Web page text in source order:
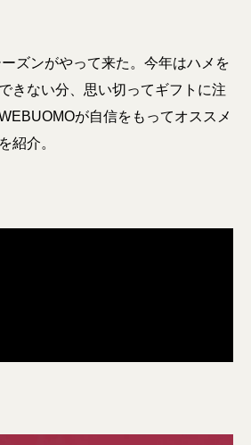
ズンがやって来た。今年はハメを
きない分、思い切ってギフトに注
が自信をもってオススメ
紹介。